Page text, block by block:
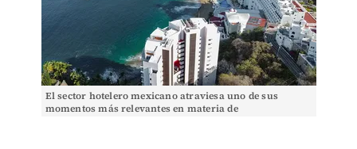
El sector hotelero mexicano atraviesa uno de sus
momentos más relevantes en materia de